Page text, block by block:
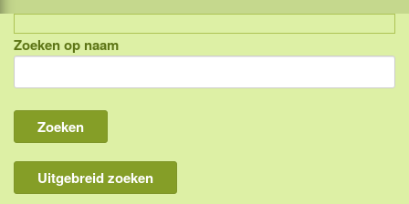
Indonesië, eilandcombinaties
Bali
Lombok
Flores & Komodo
Overige Sunda eilanden
Zoeken op naam
Uitgebreid zoeken